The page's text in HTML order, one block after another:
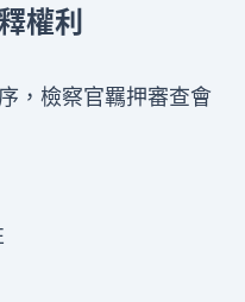
權利
，檢察官羈押審查會